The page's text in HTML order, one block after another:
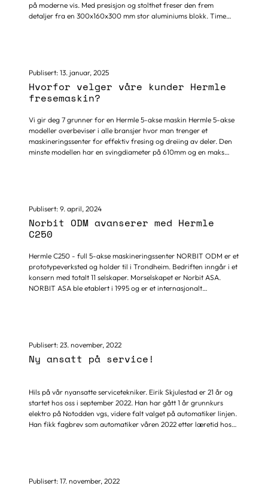
på moderne vis. Med presisjon og stolthet freser den frem
detaljer fra en 300x160x300 mm stor aluminiums blokk. Time
fresede gjøkur ikke bare et klokkeverk, men figuren viser også på
dreie senter Hermle...
Publisert: 13. januar, 2025
Hvorfor velger våre kunder Hermle
fresemaskin?
Vi gir deg 7 grunner for en Hermle 5-akse maskin Hermle 5-akse
modeller overbeviser i alle bransjer hvor man trenger et
maskineringssenter for effektiv fresing og dreiing av deler. Den
minste modellen har en svingdiameter på 610mm og en maks
kunders behov. Det finnes 7 grunner til hvorfor vi anbefaler
Publisert: 9. april, 2024
Norbit ODM avanserer med Hermle
C250
Hermle C250 - full 5-akse maskineringssenter NORBIT ODM er et
prototypeverksted og holder til i Trondheim. Bedriften inngår i et
konsern med totalt 11 selskaper. Morselskapet er Norbit ASA.
NORBIT ASA ble etablert i 1995 og er et internasjonalt
organisert i tre forretningssegmenter: Oceans-segmentet som
Segmentet Intelligent Traffic Systems (ITS) tilbyr skreddersydde
Publisert: 23. november, 2022
Ny ansatt på service!
Hils på vår nyansatte servicetekniker. Eirik Skjulestad er 21 år og
startet hos oss i september 2022. Han har gått 1 år grunnkurs
elektro på Notodden vgs, videre falt valget på automatiker linjen.
Han fikk fagbrev som automatiker våren 2022 etter læretid hos
spennende og interessant. Å fikse ting som ikke fungerer gir stor
Publisert: 17. november, 2022